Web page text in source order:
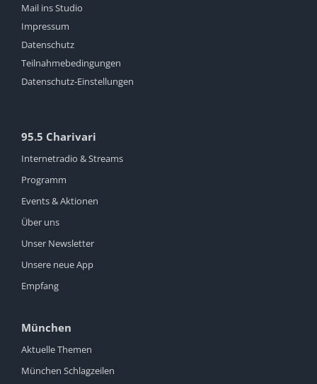
Mail ins Studio
Impressum
Datenschutz
Teilnahmebedingungen
Datenschutz-Einstellungen
95.5 Charivari
Internetradio & Streams
Programm
Events & Aktionen
Über uns
Unser Newsletter
Unsere neue App
Empfang
München
Aktuelle Themen
München Schlagzeilen